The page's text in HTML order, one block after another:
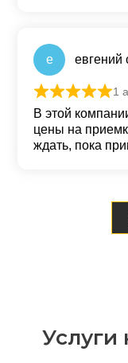
е евгений
Оценка
1
В этой
цены на
ждать, пока